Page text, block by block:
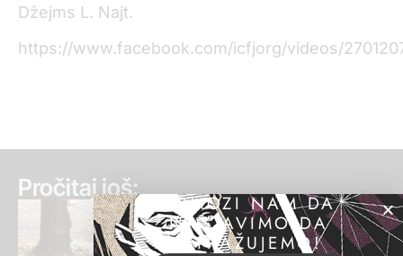
Džejms L. Najt.
https://www.facebook.com/icfjorg/videos/
Pročitaj još:
POMOZI NAM DA
NASTAVIMO DA
ISTRAŽUJEMO!